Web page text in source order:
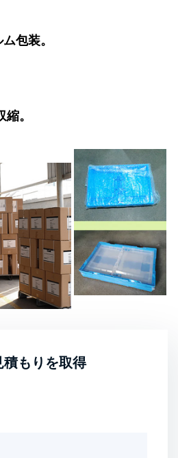
包装。
。
積もりを取得